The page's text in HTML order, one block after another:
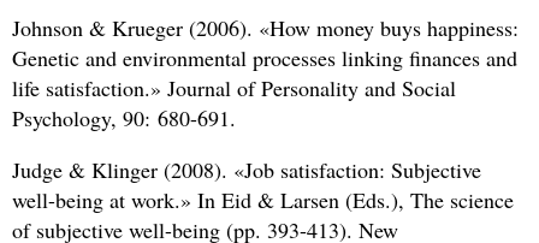
Johnson & Krueger (2006). «How money buys happiness:
Genetic and environmental processes linking finances and
life satisfaction.» Journal of Personality and Social
Psychology, 90: 680-691.
Judge & Klinger (2008). «Job satisfaction: Subjective
well-being at work.» In Eid & Larsen (Eds.), The science
of subjective well-being (pp. 393-413). New